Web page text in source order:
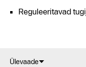
Reguleeritavad
Ülevaade